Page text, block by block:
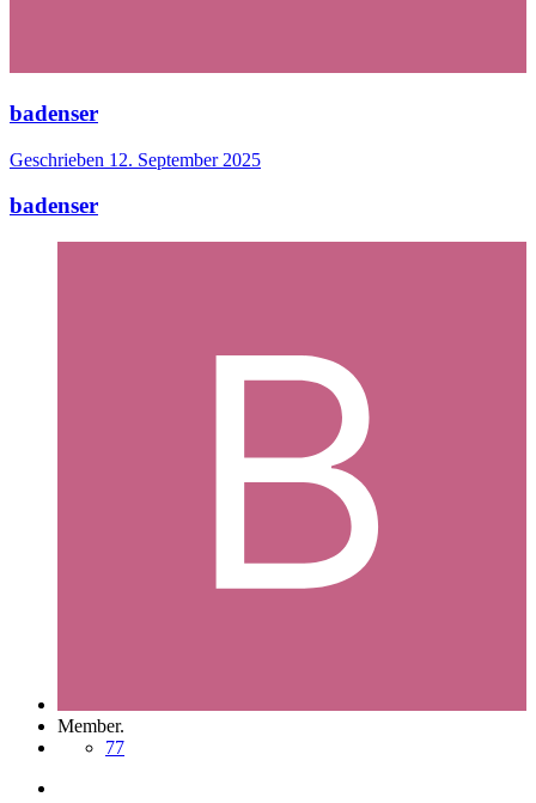
badenser
Geschrieben 12. September 2025
badenser
Member.
77